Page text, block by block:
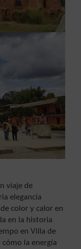
viaje de
elegancia
color y calor en
en la historia
en Villa de
cómo la energía